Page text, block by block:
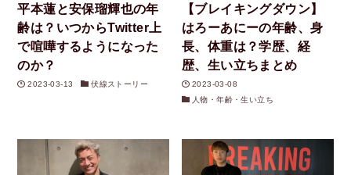
平本蓮と安保瑠輝也の年
齢は？いつからTwitter上
で喧嘩するようになった
のか？
2023-03-13 伏線ストーリー
【ブレイキングダウン】
はろーあにーの年齢、身
長、体重は？学歴、経
歴、生い立ちまとめ
2023-03-08
人物・年齢・生い立ち